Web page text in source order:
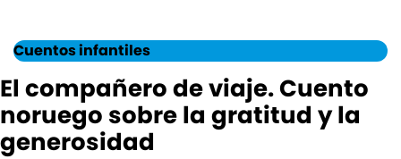
Cuentos infantiles
El compañero de viaje. Cuento
noruego sobre la gratitud y la
generosidad